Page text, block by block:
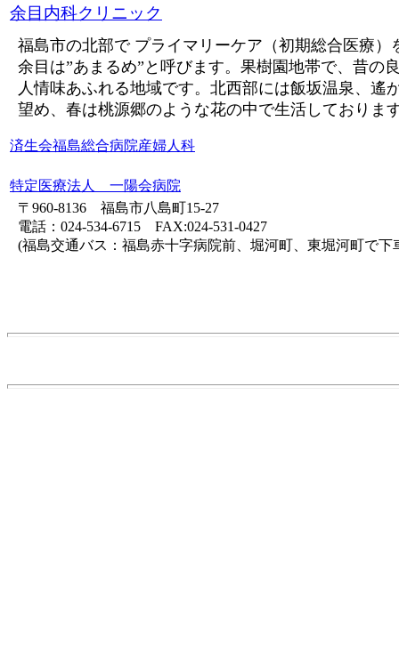
余目内科クリニック
福島市の北部で プライマリーケア（初期総合医療）
余目は”あまるめ”と呼びます。果樹園地帯で、昔の
人情味あふれる地域です。北西部には飯坂温泉、遙
望め、春は桃源郷のような花の中で生活しておりま
済生会福島総合病院産婦人科
特定医療法人 一陽会病院
〒960-8136 福島市八島町15-27
電話：024-534-6715 FAX:024-531-0427
(福島交通バス：福島赤十字病院前、堀河町、東堀河町で下